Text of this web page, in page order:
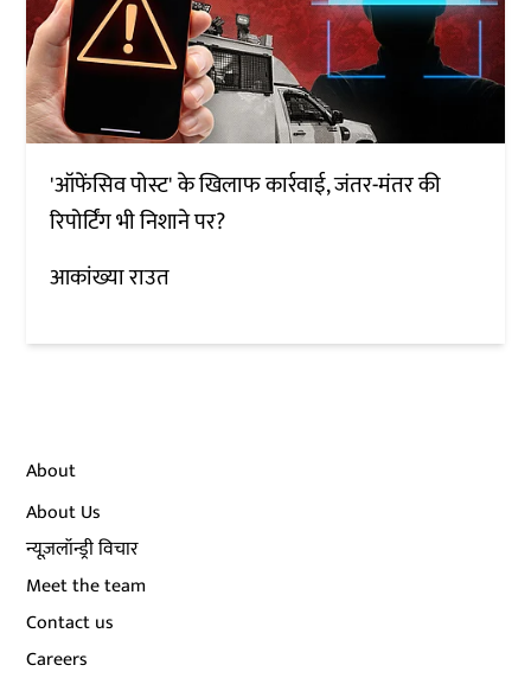
'ऑफेंसिव पोस्ट' के खिलाफ कार्रवाई, जंतर-मंतर की
रिपोर्टिंग भी निशाने पर?
आकांख्या राउत
About
About Us
न्यूज़लॉन्ड्री विचार
Meet the team
Contact us
Careers